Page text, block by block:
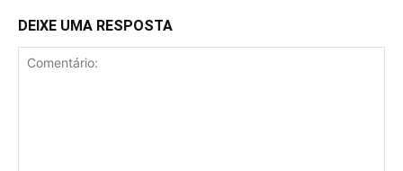
DEIXE UMA RESPOSTA